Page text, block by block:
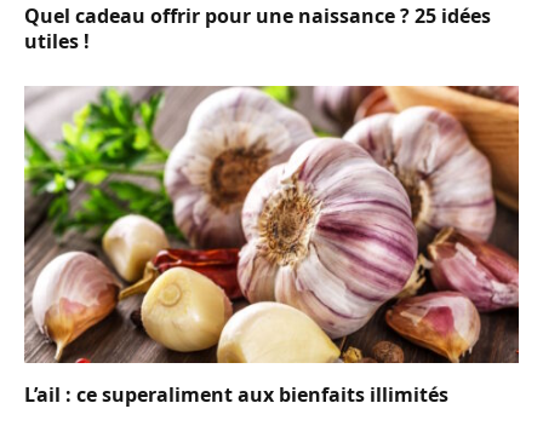
Quel cadeau offrir pour une naissance ? 25 idées
utiles !
L’ail : ce superaliment aux bienfaits illimités